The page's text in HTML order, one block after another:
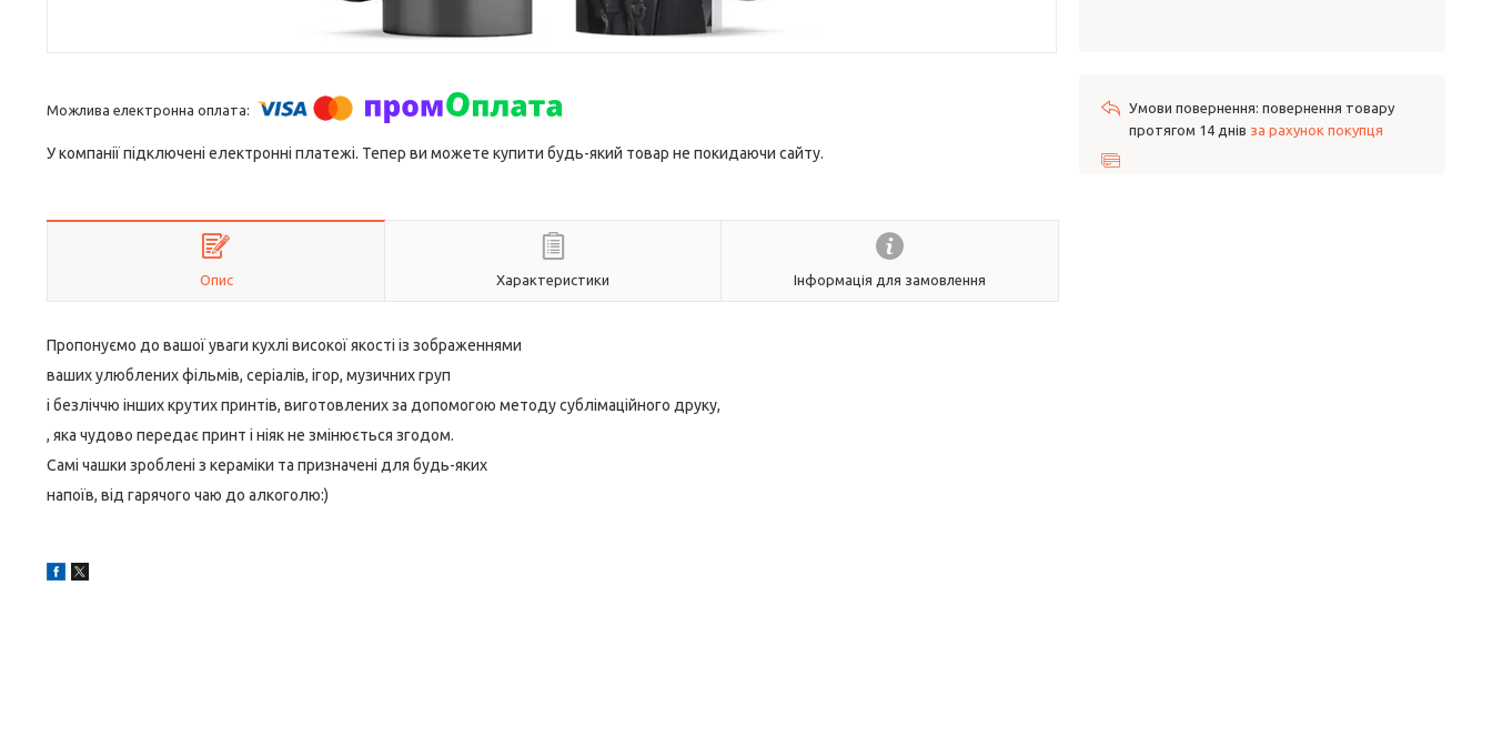
У компанії підключені електронні платежі. Тепер ви можете купити будь-який товар не покидаючи сайту.
Опис Характеристики Інформація для замовлення
Пропонуємо до вашої уваги кухлі високої якості із зображеннями
ваших улюблених фільмів, серіалів, ігор, музичних груп
і безліччю інших крутих принтів, виготовлених за допомогою методу сублімаційного друку,
, яка чудово передає принт і ніяк не змінюється згодом.
Самі чашки зроблені з кераміки та призначені для будь-яких
напоїв, від гарячого чаю до алкоголю:)
повернення товару
протягом 14 днів за рахунок покупця